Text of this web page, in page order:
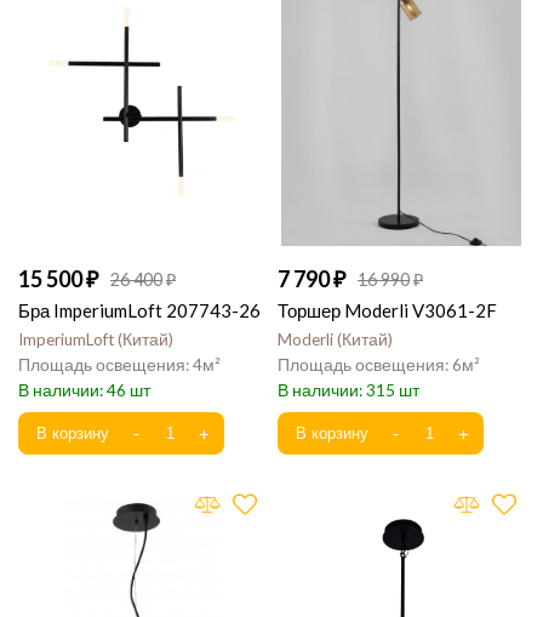
15 500 26 400
Бра ImperiumLoft 207743-26
ImperiumLoft Китай
4
46
7 790 16 990
Торшер Moderli V3061-2F
Moderli Китай
6
315